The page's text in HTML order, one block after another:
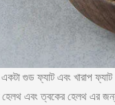
গুড ফ্যাট এবং খারাপ
এবং ত্বকের হেলথ এর